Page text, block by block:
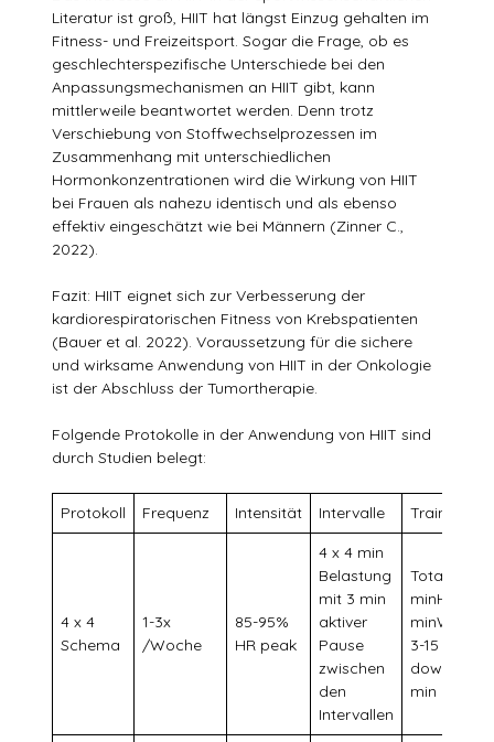
Literatur ist groß, HIIT hat längst Einzug gehalten im
Fitness- und Freizeitsport. Sogar die Frage, ob es
geschlechterspezifische Unterschiede bei den
Anpassungsmechanismen an HIIT gibt, kann
mittlerweile beantwortet werden. Denn trotz
Verschiebung von Stoffwechselprozessen im
Zusammenhang mit unterschiedlichen
Hormonkonzentrationen wird die Wirkung von HIIT
bei Frauen als nahezu identisch und als ebenso
effektiv eingeschätzt wie bei Männern (Zinner C.,
2022).
Fazit: HIIT eignet sich zur Verbesserung der
kardiorespiratorischen Fitness von Krebspatienten
(Bauer et al. 2022). Voraussetzung für die sichere
und wirksame Anwendung von HIIT in der Onkologie
ist der Abschluss der Tumortherapie.
Folgende Protokolle in der Anwendung von HIIT sind
durch Studien belegt:
Protokoll Frequenz Intensität Intervalle
4 x 4
Schema
1-3x
/Woche
85-95%
HR peak
4 x 4 min
Belastung
mit 3 min
aktiver
Pause
zwischen
den
Intervallen
Total = 35-
minHIIT =
minWarm-
3-15
down = 2-3
min